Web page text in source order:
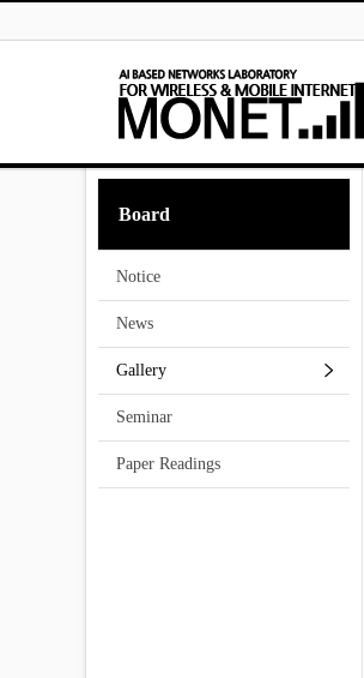
Board
Notice
News
Gallery
Seminar
Paper Readings
Sketchbook5, 스케치북5
Sketchbook5, 스케
Sketchbook5, 스케치북5
Sketchbook5, 스케